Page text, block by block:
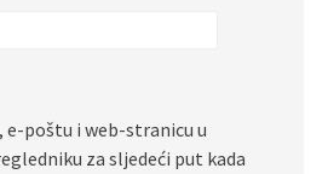
e-poštu i web-stranicu u
za sljedeći put kada